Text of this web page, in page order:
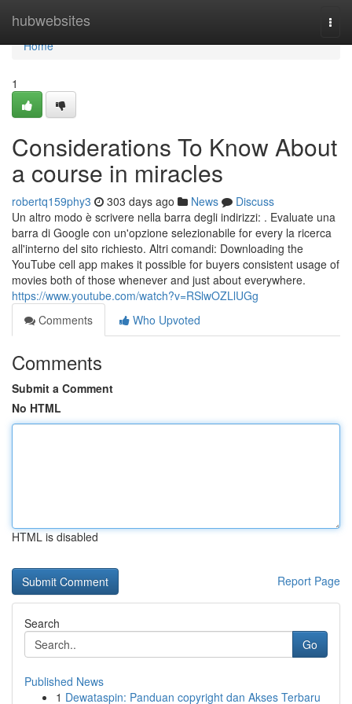
hubwebsites
Home
Home
1
Considerations To Know About
a course in miracles
robertq159phy3 303 days ago News
Discuss
Un altro modo è scrivere nella barra degli indirizzi: . Evaluate una
barra di Google con un'opzione selezionabile for every la ricerca
all'interno del sito richiesto. Altri comandi: Downloading the
YouTube cell app makes it possible for buyers consistent usage of
movies both of those whenever and just about everywhere.
https://www.youtube.com/watch?v=RSlwOZLlUGg
Comments
Who Upvoted
Comments
Submit a Comment
No HTML
HTML is disabled
Report Page
Search
Go
Published News
1 Dewataspin: Panduan copyright dan Akses Terbaru